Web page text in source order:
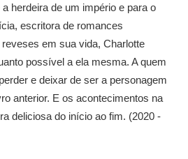
herdeira de um império e para o
escritora de romances
em sua vida, Charlotte
possível a ela mesma. A quem
e deixar de ser a personagem
anterior. E os acontecimentos na
deliciosa do início ao fim. (2020 -